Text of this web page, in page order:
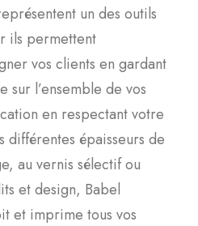
un des outils
ils permettent
vos clients en gardant
sur l’ensemble de vos
en respectant votre
différentes épaisseurs de
au vernis sélectif ou
et design, Babel
et imprime tous vos